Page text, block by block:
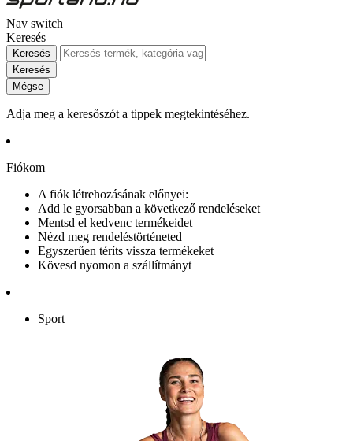
Nav switch
Keresés
Keresés
Keresés
Mégse
Adja meg a keresőszót a tippek megtekintéséhez.
Fiókom
A fiók létrehozásának előnyei:
Add le gyorsabban a következő rendeléseket
Mentsd el kedvenc termékeidet
Nézd meg rendeléstörténeted
Egyszerűen téríts vissza termékeket
Kövesd nyomon a szállítmányt
Sport